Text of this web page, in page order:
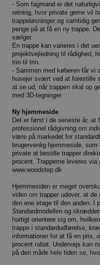
- Som fagmand er det
retning, hvor private gerne vil
trappeløsninger og samtidig
penge på at få en ny trappe.
sælger.
En trappe kan varieres i det
projektvejledning til rådighed,
trin til trin.
- Sammen med køberen får vi
husejer svært ved at forestille
at se ud, når trappen skal op
med 3D-tegninger.
Ny hjemmeside
Det er først i de seneste år, at
professionel rådgivning om
være på markedet for
brugervenlig hjemmeside,
private at bestille trapper
procent. Trapperne leveres
www.woodstep.dk
Hjemmesiden er meget
viden om trapper udover, at
den ene etage til den anden. I
Standardmodellen og
hurtigt orientere sig om,
trappe i standardudførelse,
informationer for at få en pris,
procent rabat. Undervejs kan
på den måde hele tiden se,